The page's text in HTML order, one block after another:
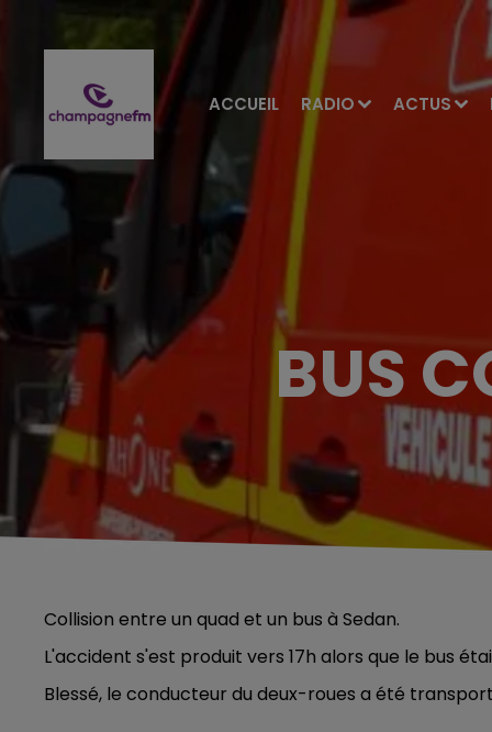
ACCUEIL RADIO ACTUS
BUS
Collision entre un quad et un bus à Sedan.
L'accident s'est produit vers 17h alors que le bus
Blessé, le conducteur du deux-roues a été